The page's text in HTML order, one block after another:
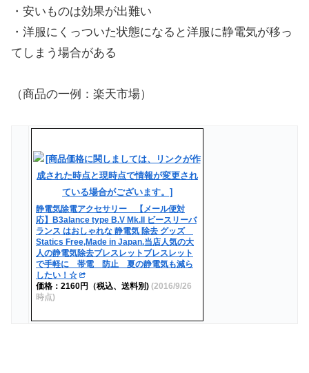
・安いものは効果が出難い
・洋服にくっついた状態になると洋服に静電気が移っ
てしまう場合がある
（商品の一例：楽天市場）
静電気除電アクセサリー 【メール便対
応】B3alance type B.V Mk.II ビースリーバ
ランス はおしゃれな 静電気 除去 グッズ
Statics Free,Made in Japan.当店人気の大
人の静電気除去ブレスレットブレスレット
で手軽に 帯電 防止 夏の静電気も減ら
したい！☆
価格：2160円（税込、送料別) (2016/9/26
時点)